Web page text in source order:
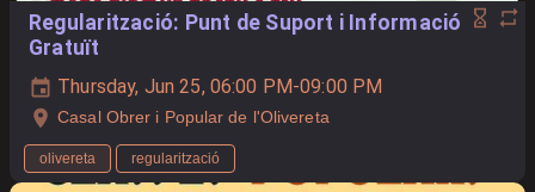
Regularització: Punt de Suport i Informació
Gratuït
Thursday, Jun 25, 06:00 PM-09:00 PM
Casal Obrer i Popular de l'Olivereta
olivereta regularització